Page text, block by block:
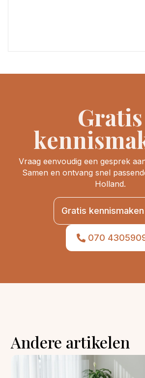
Gratis
Vraag eenvoudig een gesprek
Samen en ontvang snel
Holland.
Gratis kennismaken
070
Andere artikelen